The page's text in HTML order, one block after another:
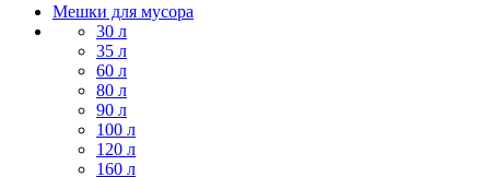
Мешки для мусора
30 л
35 л
60 л
80 л
90 л
100 л
120 л
160 л